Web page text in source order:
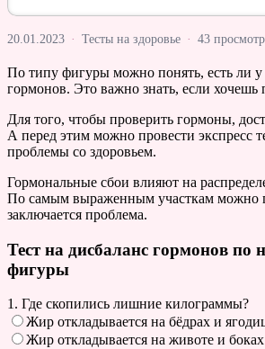
20.01.2023 · Тесты на здоровье · 43
По типу фигуры можно понять, есть ли у
гормонов. Это важно знать, если хочешь
Для того, чтобы проверить гормоны,
А перед этим можно провести экспресс
проблемы со здоровьем.
Гормональные сбои влияют на
По самым выраженным участкам можно
заключается проблема.
Тест на дисбаланс гормонов по
фигуры
1. Где скопились лишние килограммы?
Жир откладывается на бёдрах и
Жир откладывается на животе и боках